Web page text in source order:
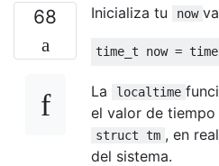
68 Inicializa tu now
time_t now = time
La localtime
el valor de tiempo
struct tm , en
del sistema.